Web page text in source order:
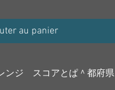
au panier
ンジ スコアとぱ＾都府県